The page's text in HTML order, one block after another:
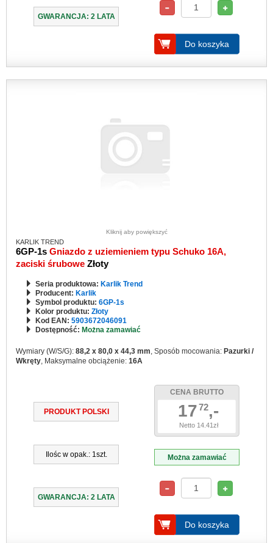
GWARANCJA: 2 LATA
Do koszyka
Kliknij aby powiększyć
KARLIK TREND
6GP-1s Gniazdo z uziemieniem typu Schuko 16A,
zaciski śrubowe Złoty
Seria produktowa: Karlik Trend
Producent: Karlik
Symbol produktu: 6GP-1s
Kolor produktu: Złoty
Kod EAN: 5903672046091
Dostępność: Można zamawiać
Wymiary (W/S/G): 88,2 x 80,0 x 44,3 mm, Sposób mocowania: Pazurki /
Wkręty, Maksymalne obciążenie: 16A
PRODUKT POLSKI
Ilośc w opak.: 1szt.
GWARANCJA: 2 LATA
CENA BRUTTO
1772,-
Netto 14.41zł
Można zamawiać
Do koszyka